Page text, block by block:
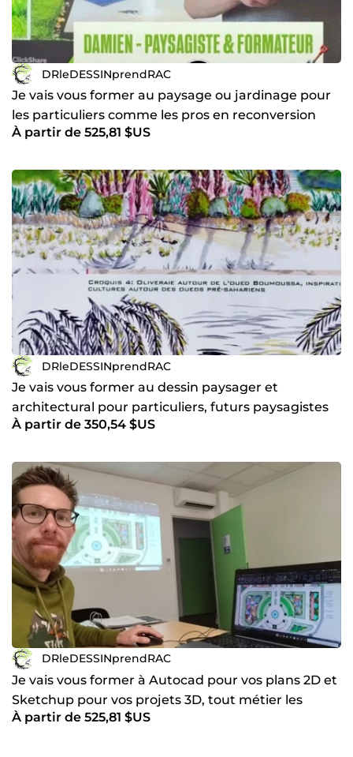
DRleDESSINprendRAC
Je vais vous former au paysage ou jardinage pour
les particuliers comme les pros en reconversion
À partir de 525,81 $US
DRleDESSINprendRAC
Je vais vous former au dessin paysager et
architectural pour particuliers, futurs paysagistes
et architectes
À partir de 350,54 $US
DRleDESSINprendRAC
Je vais vous former à Autocad pour vos plans 2D et
Sketchup pour vos projets 3D, tout métier les
utilisant
À partir de 525,81 $US